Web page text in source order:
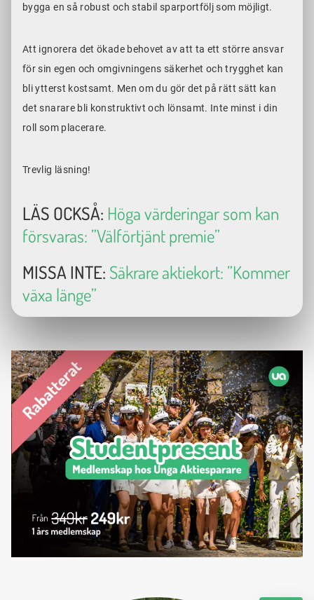
bygga en så robust och stabil sparportfölj som möjligt.
Att ignorera det ökade behovet av att ta ett större ansvar
för sin egen och omgivningens säkerhet och trygghet kan
bli ytterst kostsamt. Men om du gör det på rätt sätt kan
det snarare bli konstruktivt och lönsamt. Inte minst i din
roll som placerare.
Trevlig läsning!
LÄS OCKSÅ: Höga värderingar som kan
försvaras: ”Välförtjänt premie”
MISSA INTE: Säkrare aktiekort: ”Kommer
växa länge”